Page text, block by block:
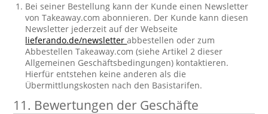
Bei seiner Bestellung kann der Kunde einen Newsletter
von Takeaway.com abonnieren. Der Kunde kann diesen
Newsletter jederzeit auf der Webseite
lieferando.de/newsletterabbestellen oder zum
Abbestellen Takeaway.com (siehe Artikel 2 dieser
Allgemeinen Geschäftsbedingungen) kontaktieren.
Hierfür entstehen keine anderen als die
Übermittlungskosten nach den Basistarifen.
11. Bewertungen der Geschäfte